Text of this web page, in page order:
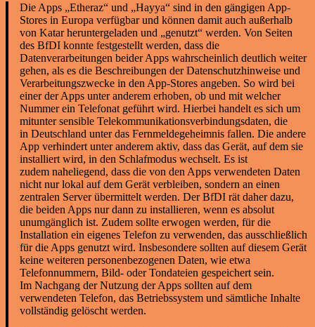
Die Apps „Etheraz“ und „Hayya“ sind in den gängigen App-
Stores in Europa verfügbar und können damit auch außerhalb
von Katar heruntergeladen und „genutzt“ werden. Von Seiten
des BfDI konnte festgestellt werden, dass die
Datenverarbeitungen beider Apps wahrscheinlich deutlich weiter
gehen, als es die Beschreibungen der Datenschutzhinweise und
Verarbeitungszwecke in den App-Stores angeben. So wird bei
einer der Apps unter anderem erhoben, ob und mit welcher
Nummer ein Telefonat geführt wird. Hierbei handelt es sich um
mitunter sensible Telekommunikationsverbindungsdaten, die
in Deutschland unter das Fernmeldegeheimnis fallen. Die andere
App verhindert unter anderem aktiv, dass das Gerät, auf dem sie
installiert wird, in den Schlafmodus wechselt. Es ist
zudem naheliegend, dass die von den Apps verwendeten Daten
nicht nur lokal auf dem Gerät verbleiben, sondern an einen
zentralen Server übermittelt werden. Der BfDI rät daher dazu,
die beiden Apps nur dann zu installieren, wenn es absolut
unumgänglich ist. Zudem sollte erwogen werden, für die
Installation ein eigenes Telefon zu verwenden, das ausschließlich
für die Apps genutzt wird. Insbesondere sollten auf diesem Gerät
keine weiteren personenbezogenen Daten, wie etwa
Telefonnummern, Bild- oder Tondateien gespeichert sein.
Im Nachgang der Nutzung der Apps sollten auf dem
verwendeten Telefon, das Betriebssystem und sämtliche Inhalte
vollständig gelöscht werden.